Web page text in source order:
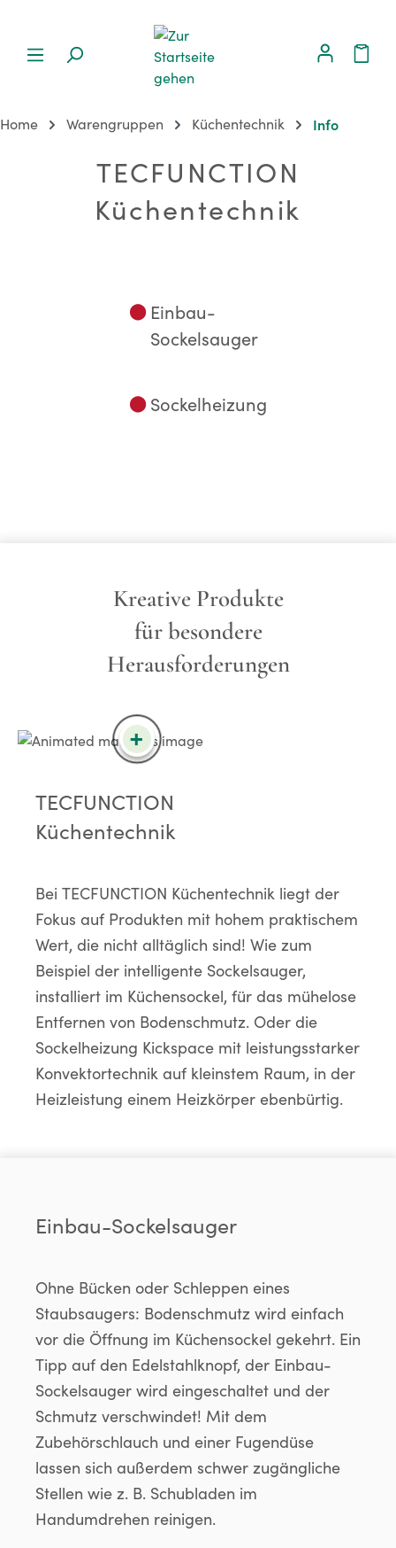
Home Warengruppen Küchentechnik Info
TECFUNCTION
Küchentechnik
⬤ Einbau-
Sockelsauger
⬤ Sockelheizung
Kreative Produkte
für besondere
Herausforderungen
+
TECFUNCTION
Küchentechnik
Bei TECFUNCTION Küchentechnik liegt der
Fokus auf Produkten mit hohem praktischem
Wert, die nicht alltäglich sind! Wie zum
Beispiel der intelligente Sockelsauger,
installiert im Küchensockel, für das mühelose
Entfernen von Bodenschmutz. Oder die
Sockelheizung Kickspace mit leistungsstarker
Konvektortechnik auf kleinstem Raum, in der
Heizleistung einem Heizkörper ebenbürtig.
Einbau-Sockelsauger
Ohne Bücken oder Schleppen eines
Staubsaugers: Bodenschmutz wird einfach
vor die Öffnung im Küchensockel gekehrt. Ein
Tipp auf den Edelstahlknopf, der Einbau-
Sockelsauger wird eingeschaltet und der
Schmutz verschwindet! Mit dem
Zubehörschlauch und einer Fugendüse
lassen sich außerdem schwer zugängliche
Stellen wie z. B. Schubladen im
Handumdrehen reinigen.